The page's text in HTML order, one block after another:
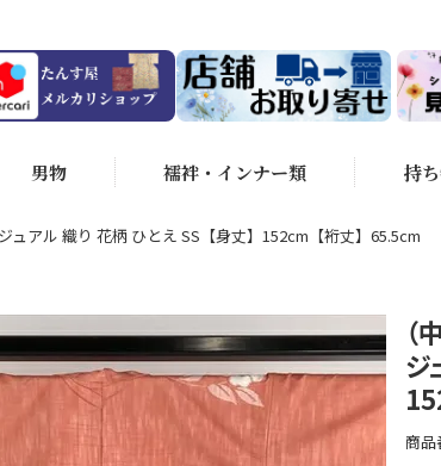
男物 襦袢・インナー類 持
ュアル 織り 花柄 ひとえ SS【身丈】152cm【裄丈】65.5cm
（
ジ
商品